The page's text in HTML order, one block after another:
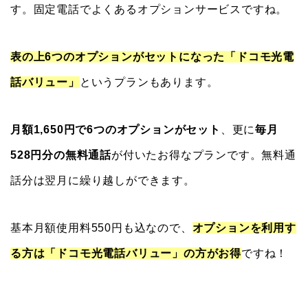
す。固定電話でよくあるオプションサービスですね。
表の上6つのオプションがセットになった「ドコモ光電
話バリュー」 というプランもあります。
月額1,650円で6つのオプションがセット 、更に毎月
528円分の無料通話が付いたお得なプランです。無料通
話分は翌月に繰り越しができます。
基本月額使用料550円も込なので、 オプションを利用す
る方は「ドコモ光電話バリュー」の方がお得ですね！